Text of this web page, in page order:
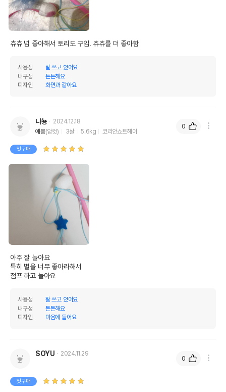
또는 소비자상담 관련
전화번호
유통기한
이후인 상품이 출고됩니다.
츄츄 넘 좋아해서 토리도 구입. 츄츄를 더 좋아함
사용성
잘 쓰고 있어요
내구성
튼튼해요
디자인
화면과 같아요
냐뇽
2024.12.18
애옹(암컷) 3살 5.6kg 코리안쇼트헤어
첫구매
아주 잘 놀아요
특히 별을 너무 좋아라해서
점프 하고 놀아요
사용성
잘 쓰고 있어요
내구성
튼튼해요
디자인
마음에 들어요
0
SOYU 2024.11.29
첫구매
0